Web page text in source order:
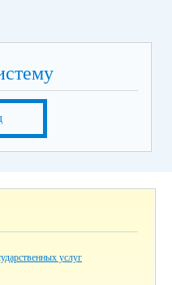
услуг